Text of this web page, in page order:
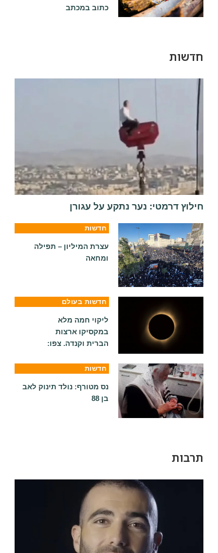
כתוב במכתב
חדשות
חילוץ דרמטי: נער נתקע על עגורן
חדשות
עצרת המיליון – תפילה
ומחאה
חדשות בעולם
ליקוי חמה מלא
במקסיקו ארצות
הברית וקנדה. צפו:
חדשות
נס מטורף: נולד תינוק לאב
בן 88
תרבות